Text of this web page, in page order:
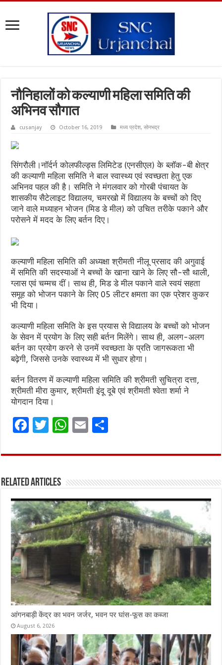
नौनिहालों को कल्याणी महिला समिति की
अभिनव सौगात
cusanjay October 16, 2019 मध्य प्रदेश,सोनभद्र
सिंगरौली।नॉर्दर्न कोलफील्ड्स लिमिटेड (एनसीएल) के ब्लॉक-बी क्षेत्र
की कल्याणी महिला समिति ने बाल स्वास्थ्य एवं स्वच्छता हेतु एक
अभिनव पहल की है। समिति ने मंगलवार को गोरबी पंचायत के
शासकीय सैटेलाइट विद्यालय, चमरखो में विद्यालय के बच्चों को दिए
जाने वाले मध्याहन भोजन (मिड डे मील) को उचित तरीके पकाने और
परोसने में मदद के लिए बर्तन दिए।
कल्याणी महिला समिति की अध्यक्षा श्रीमती नीलू प्रसाद की अगुवाई
में समिति की सदस्याओं ने बच्चों के खाना खाने के लिए सौ-सौ थाली,
ग्लास एवं चम्मच दीं। साथ ही, मिड डे मील पकाने वाले स्वयं सहता
समूह को भोजन पकाने के लिए 05 लीटर क्षमता का एक प्रेशर कुकर
भी दिया।
कल्याणी महिला समिति के इस प्रयास से विद्यालय के बच्चों को भोजन
के सेवन में प्रयोग के लिए सही बर्तन मिलेंगे। साथ ही, अलग-अलग
बर्तन का प्रयोग करने से उनमें स्वच्छता के प्रति जागरूकता भी
बढ़ेगी, जिससे उनके स्वास्थ्य में भी सुधार होगा।
बर्तन वितरण में कल्याणी महिला समिति की श्रीमती सुचित्रा दत्ता,
श्रीमती मीरा कुमार, श्रीमती इंदू दूबे एवं श्रीमती श्वेता शर्मा ने
योगदान दिया।
F
ce
o
o
k
T
it
r
W
at
A
p
p
E
ai ar
Related Articles
आंगनबाड़ी केंद्र का भवन जर्जर, भवन पर घांस-फूस का कब्जा
August 6, 2026